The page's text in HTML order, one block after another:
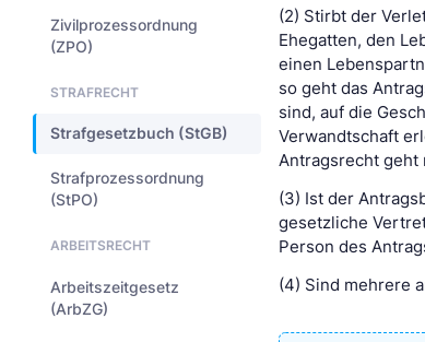
Zivilprozessordnung
(ZPO)
STRAFRECHT
Strafgesetzbuch (StGB)
Strafprozessordnung
(StPO)
ARBEITSRECHT
Arbeitszeitgesetz
(ArbZG)
(2) Stirbt der
Ehegatten, den
einen
so geht das
sind, auf die
Verwandtschaft
Antragsrecht geht
(3) Ist der
gesetzliche
Person des
(4) Sind mehrere